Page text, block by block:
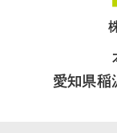
愛知県稲